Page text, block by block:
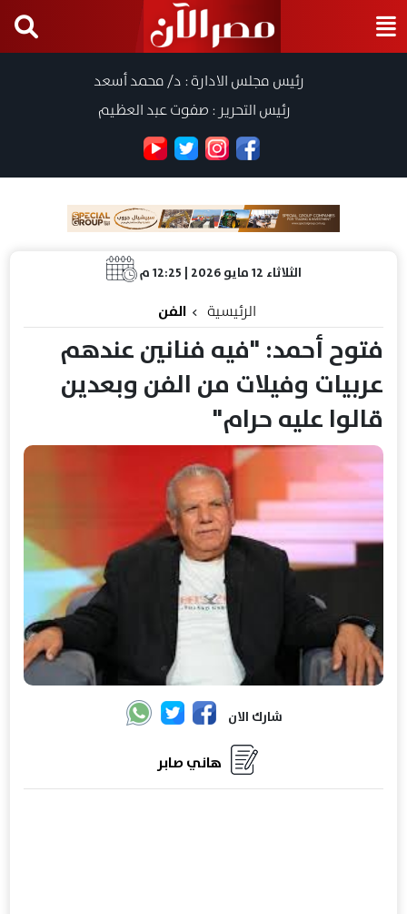
رئيس مجلس الادارة : د/ محمد أسعد
رئيس التحرير : صفوت عبد العظيم
الثلاثاء 12 مايو 2026 | 12:25 م
الرئيسية الفن
فتوح أحمد: "فيه فنانين عندهم
عربيات وفيلات من الفن وبعدين
قالوا عليه حرام"
شارك الان
هاني صابر